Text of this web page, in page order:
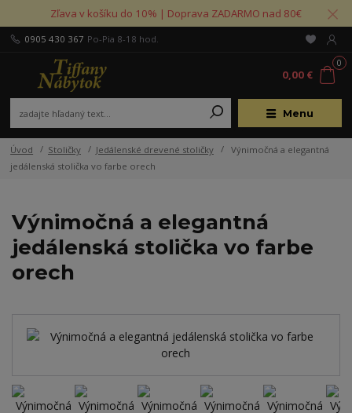
Zľava v košíku do 10% | Doprava ZADARMO nad 80€
Menu
0905 430 367 Po-Pia 8-18 hod.
0
0,00 €
Úvod Stoličky Jedálenské drevené stoličky
Výnimočná a elegantná
jedálenská stolička vo farbe orech
Výnimočná a elegantná
jedálenská stolička vo farbe
orech